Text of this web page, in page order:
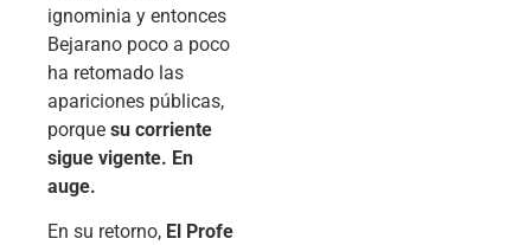
ignominia y entonces
Bejarano poco a poco
ha retomado las
apariciones públicas,
porque su corriente
sigue vigente. En
auge.
En su retorno, El Profe